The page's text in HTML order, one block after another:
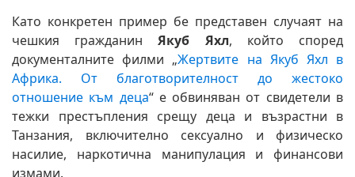
Като конкретен пример бе представен случаят на
чешкия гражданинЯкуб Яхл, който според
документалните филми „Жертвите на Якуб Яхл в
Африка. От благотворителност до жестоко
отношение към деца“ е обвиняван от свидетели в
тежки престъпления срещу деца и възрастни в
Танзания, включително сексуално и физическо
насилие, наркотична манипулация и финансови
измами.